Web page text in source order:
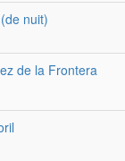
nuit)
de la Frontera